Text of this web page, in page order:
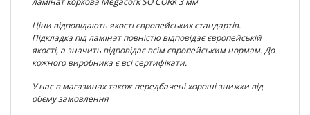
Ціни відповідають якості європейських стандартів.
Підкладка під ламінат повністю відповідає європейській
якості, а значить відповідає всім європейським нормам. До
кожного виробника є всі сертифікати.
У нас в магазинах також передбачені хороші знижки від
обєму замовлення